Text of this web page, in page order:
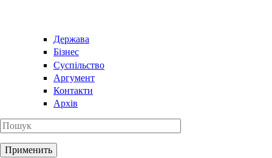
Держава
Бізнес
Суспільство
Аргумент
Контакти
Архів